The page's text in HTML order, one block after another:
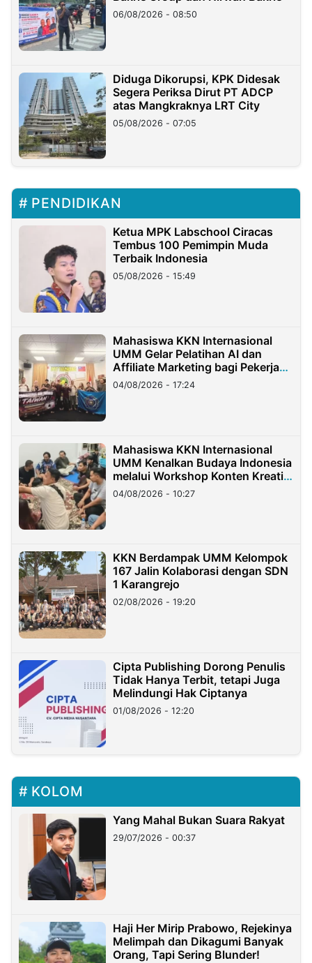
06/08/2026 - 08:50
Diduga Dikorupsi, KPK Didesak
Segera Periksa Dirut PT ADCP
atas Mangkraknya LRT City
05/08/2026 - 07:05
PENDIDIKAN
Ketua MPK Labschool Ciracas
Tembus 100 Pemimpin Muda
Terbaik Indonesia
05/08/2026 - 15:49
Mahasiswa KKN Internasional
UMM Gelar Pelatihan AI dan
Affiliate Marketing bagi Pekerja
Migran Indonesia di Taiwan
04/08/2026 - 17:24
Mahasiswa KKN Internasional
UMM Kenalkan Budaya Indonesia
melalui Workshop Konten Kreatif
di Taiwan
04/08/2026 - 10:27
KKN Berdampak UMM Kelompok
167 Jalin Kolaborasi dengan SDN
1 Karangrejo
02/08/2026 - 19:20
Cipta Publishing Dorong Penulis
Tidak Hanya Terbit, tetapi Juga
Melindungi Hak Ciptanya
01/08/2026 - 12:20
KOLOM
Yang Mahal Bukan Suara Rakyat
29/07/2026 - 00:37
Haji Her Mirip Prabowo, Rejekinya
Melimpah dan Dikagumi Banyak
Orang, Tapi Sering Blunder!